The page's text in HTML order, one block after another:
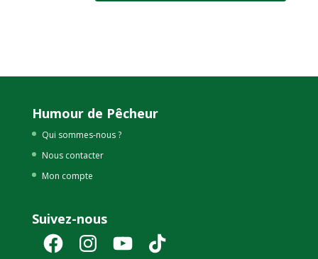
Humour de Pêcheur
Qui sommes-nous ?
Nous contacter
Mon compte
Suivez-nous
FacebookInstagramYouTube TikTok